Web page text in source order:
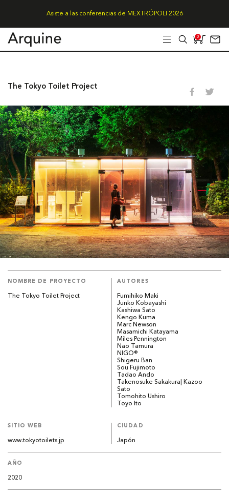
Asiste a las conferencias de MEXTRÓPOLI 2026
0
The Tokyo Toilet Project
NOMBRE DE PROYECTO
The Tokyo Toilet Project
AUTORES
Fumihiko Maki
Junko Kobayashi
Kashiwa Sato
Kengo Kuma
Marc Newson
Masamichi Katayama
Miles Pennington
Nao Tamura
NIGO®
Shigeru Ban
Sou Fujimoto
Tadao Ando
Takenosuke Sakakura| Kazoo
Sato
Tomohito Ushiro
Toyo Ito
SITIO WEB
www.tokyotoilets.jp
CIUDAD
Japón
AÑO
2020